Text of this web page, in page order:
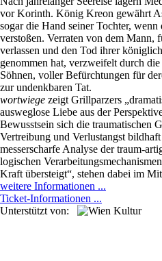
vor Korinth. König Kreon gewährt
sogar die Hand seiner Tochter, wenn
verstoßen. Verraten von dem Mann,
verlassen und den Tod ihrer
genommen hat, verzweifelt durch
Söhnen, voller Befürchtungen für
zur undenkbaren Tat.
wortwiege zeigt Grillparzers
ausweglose Liebe aus der
Bewusstsein sich die traumatischen
Vertreibung und Verlustangst
messerscharfe Analyse der traum-
logischen
Kraft übersteigt“, stehen dabei im
weitere Informationen ...
Ticket-Informationen ...
Unterstützt von:
©